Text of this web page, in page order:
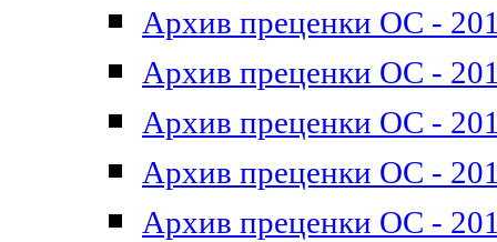
Архив преценки ОС -
Архив преценки ОС -
Архив преценки ОС -
Архив преценки ОС -
Архив преценки ОС -